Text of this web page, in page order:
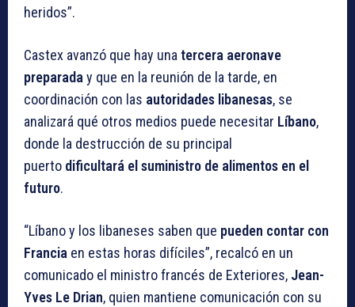
heridos”.
Castex avanzó que hay una tercera aeronave
preparada y que en la reunión de la tarde, en
coordinación con las autoridades libanesas, se
analizará qué otros medios puede necesitar Líbano,
donde la destrucción de su principal
puerto dificultará el suministro de alimentos en el
futuro.
“Líbano y los libaneses saben que pueden contar con
Francia en estas horas difíciles”, recalcó en un
comunicado el ministro francés de Exteriores, Jean-
Yves Le Drian, quien mantiene comunicación con su